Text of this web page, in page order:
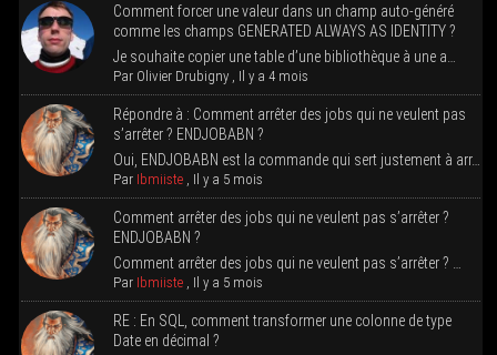
Com­ment for­cer une valeur dans un champ auto-géné­ré
comme les champs GENERATED ALWAYS AS IDENTITY ?
Je sou­haite copier une table d’une biblio­thèque à une a…
Par Oli­vier Dru­bi­gny, Il y a 4 mois
Répondre à : Com­ment arrê­ter des jobs qui ne veulent pas
s’ar­rê­ter ? ENDJOBABN ?
Oui, ENDJOBABN est la com­mande qui sert jus­te­ment à arr…
Par Ibmiiste, Il y a 5 mois
Com­ment arrê­ter des jobs qui ne veulent pas s’ar­rê­ter ?
ENDJOBABN ?
Com­ment arrê­ter des jobs qui ne veulent pas s’arrêter ? …
Par Ibmiiste, Il y a 5 mois
RE : En SQL, com­ment trans­for­mer une colonne de type
Date en décimal ?